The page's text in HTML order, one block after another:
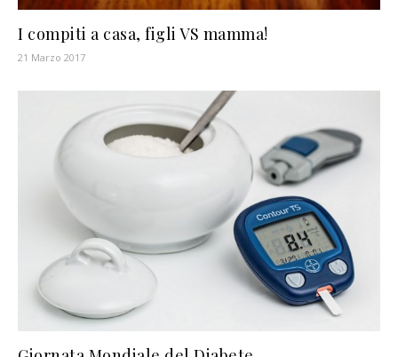
I compiti a casa, figli VS mamma!
21 Marzo 2017